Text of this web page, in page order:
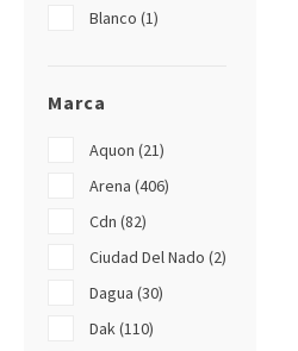
Blanco (1)
Marca
Aquon (21)
Arena (406)
Cdn (82)
Ciudad Del Nado (2)
Dagua (30)
Dak (110)